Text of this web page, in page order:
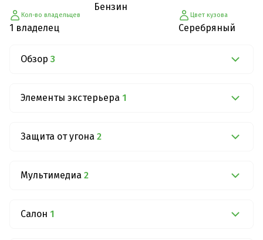
Кол-во владельцев
1 владелец
Бензин
Цвет кузова
Серебряный
Обзор 3
Элементы экстерьера 1
Защита от угона 2
Мультимедиа 2
Салон 1